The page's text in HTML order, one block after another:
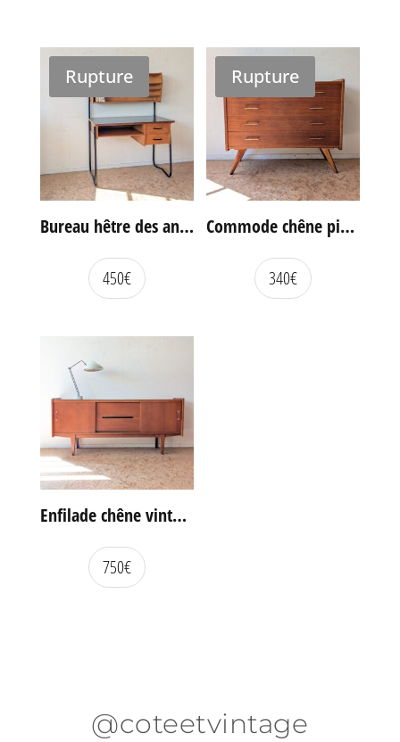
Rupture
Bureau hêtre des années 60
450€
Rupture
Commode chêne pieds compas vintage
340€
Enfilade chêne vintage portes coulissantes
750€
@coteetvintage